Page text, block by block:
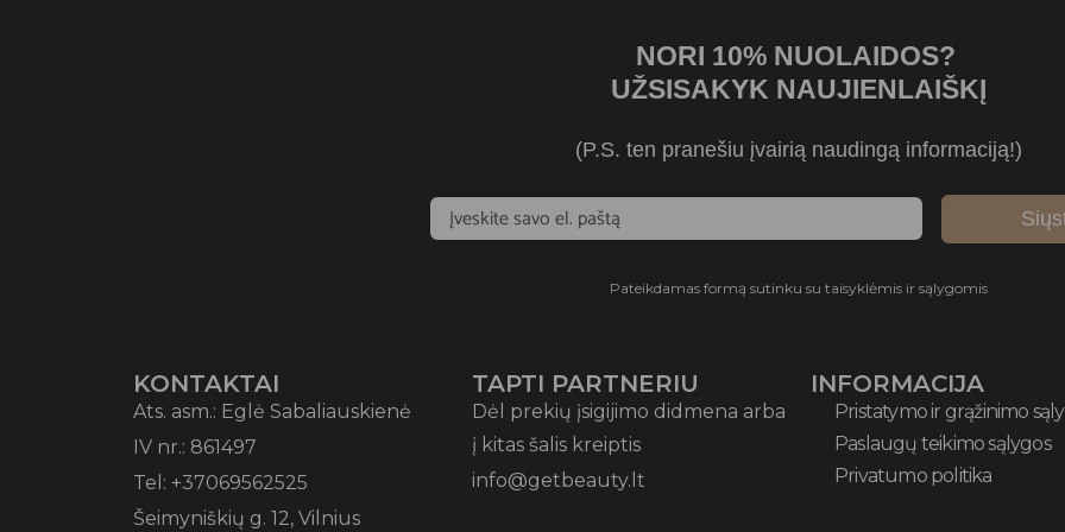
NORI 10% NUOLAIDOS?
UŽSISAKYK NAUJIENLAIŠKĮ
(P.S. ten pranešiu įvairią naudingą informaciją!)
Pateikdamas formą sutinku su taisyklėmis ir sąlygomis
KONTAKTAI
Ats. asm.: Eglė Sabaliauskienė
IV nr.: 861497
Tel: +37069562525
Šeimyniškių g. 12, Vilnius
TAPTI PARTNERIU
Dėl prekių įsigijimo didmena arba
į kitas šalis kreiptis
info@getbeauty.lt
INFORMACIJA
Pristatymo ir grąžinimo
Paslaugų teikimo sąlygos
Privatumo politika